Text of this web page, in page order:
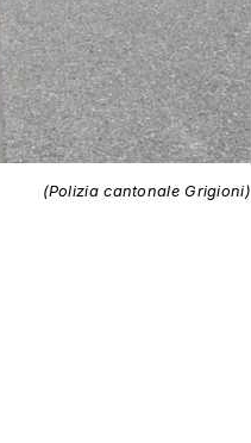
(Polizia cantonale Grigioni)